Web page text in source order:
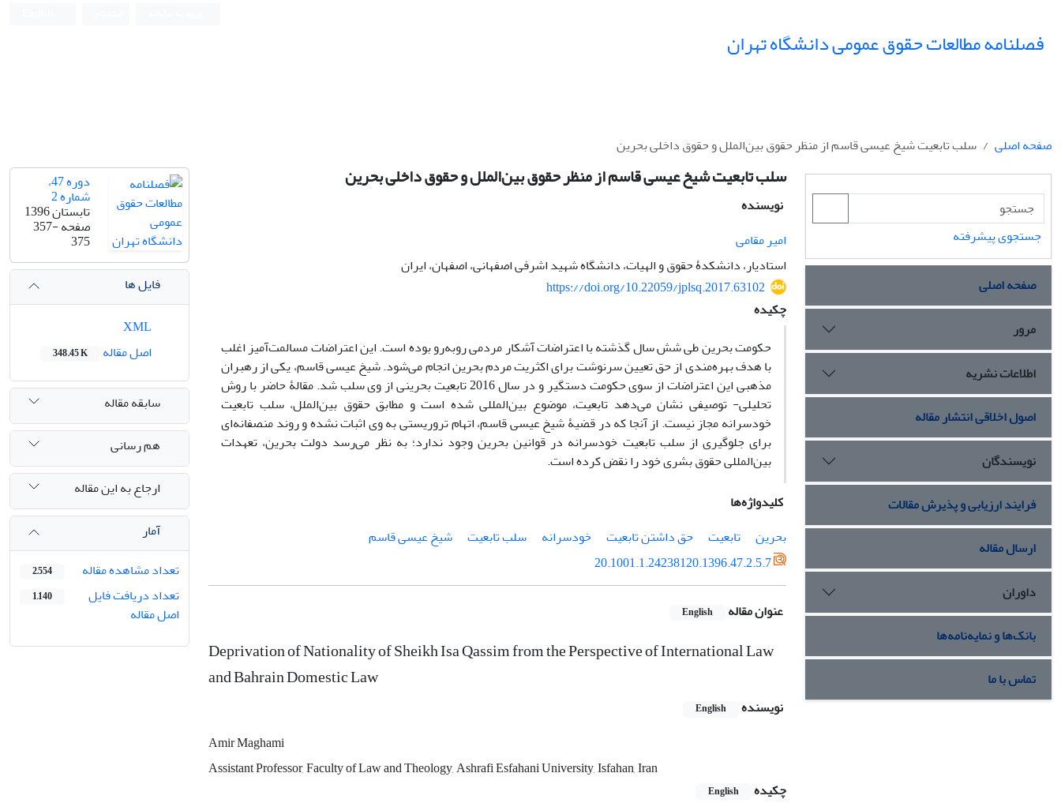
فصلنامه مطالعات حقوق عمومی دانشگاه تهران
صفحه اصلی سلب تابعیت شیخ عیسی قاسم از منظر حقوق بین‌الملل و حقوق داخلی بحرین
سلب تابعیت شیخ عیسی قاسم از منظر حقوق بین‌الملل و حقوق داخلی بحرین
نویسنده
امیر مقامی
استادیار، دانشکدۀ حقوق و الهیات، دانشگاه شهید اشرفی اصفهانی، اصفهان، ایران
https://doi.org/10.22059/jplsq.2017.63102
چکیده
حکومت بحرین طی شش سال گذشته با اعتراضات آشکار مردمی روبه‌رو بوده است. این اعتراضات مسالمت‌آمیز اغلب
با هدف بهره‌مندی از حق تعیین سرنوشت برای اکثریت مردم بحرین انجام می‌‌شود. شیخ عیسی قاسم، یکی از رهبران
مذهبی این اعتراضات از سوی حکومت دستگیر و در سال 2016 تابعیت بحرینی از وی سلب شد. مقالۀ حاضر با روش
تحلیلی- توصیفی نشان می‌دهد تابعیت، موضوع بین‌‌المللی‌‌ شده است و مطابق حقوق بین‌‌الملل، سلب تابعیت
خودسرانه مجاز نیست. از آنجا که در قضیۀ شیخ عیسی قاسم، اتهام تروریستی به وی اثبات نشده و روند منصفانه‌‌ای
برای جلوگیری از سلب تابعیت خودسرانه در قوانین بحرین وجود ندارد؛ به نظر می‌‌رسد دولت بحرین، تعهدات
بین‌‌المللی حقوق بشری خود را نقض کرده است.
کلیدواژه‌ها
بحرین
تابعیت حق داشتن تابعیت خودسرانه سلب تابعیت
شیخ عیسی قاسم
20.1001.1.24238120.1396.47.2.5.7
عنوان مقاله English
Deprivation of Nationality of Sheikh Isa Qassim from the Perspective of International Law
and Bahrain Domestic Law
نویسنده English
Amir Maghami
Assistant Professor, Faculty of Law and Theology, Ashrafi Esfahani University, Isfahan, Iran
چکیده
English
دوره 47،
شماره 2
تابستان 1396
صفحه357-
375
فایل ها
اصل مقاله
348.45 K
سابقه مقاله
هم رسانی
ارجاع به این مقاله
آمار
تعداد مشاهده مقاله
2,554
تعداد دریافت فایل
اصل مقاله
1,140
جستجوی پیشرفته
صفحه اصلی
مرور
اطلاعات نشریه
اصول اخلاقی انتشار مقاله
نویسندگان
فرایند ارزیابی و پذیرش مقالات
ارسال مقاله
داوران
بانک‌ها و نمایه‌نامه‌ها
تماس با ما